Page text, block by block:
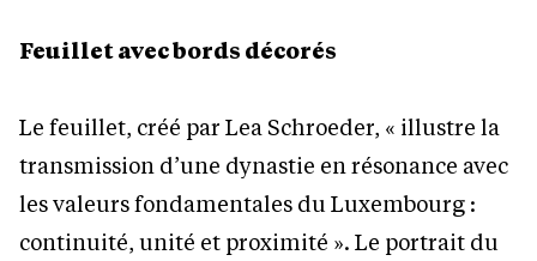
Feuillet avec bords décorés
Le feuillet, créé par Lea Schroeder, « illustre la
transmission d’une dynastie en résonance avec
les valeurs fondamentales du Luxembourg :
continuité, unité et proximité ». Le portrait du